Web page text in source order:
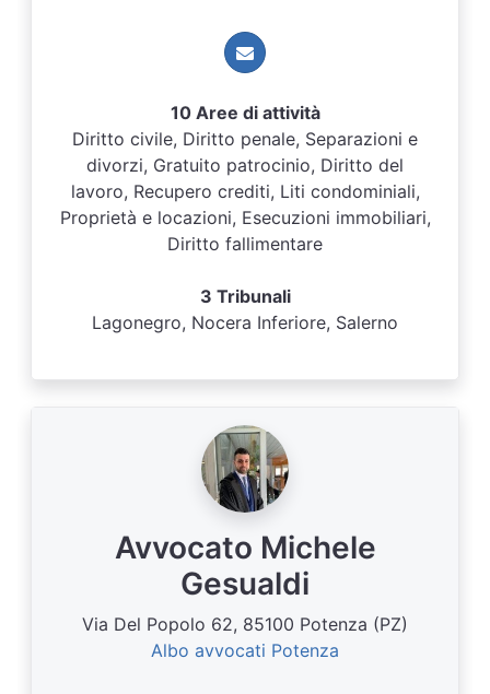
10 Aree di attività
Diritto civile, Diritto penale, Separazioni e
divorzi, Gratuito patrocinio, Diritto del
lavoro, Recupero crediti, Liti condominiali,
Proprietà e locazioni, Esecuzioni immobiliari,
Diritto fallimentare
3 Tribunali
Lagonegro, Nocera Inferiore, Salerno
Avvocato Michele
Gesualdi
Via Del Popolo 62, 85100 Potenza (PZ)
Albo avvocati Potenza